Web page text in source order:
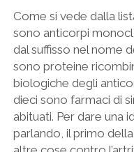
Come si vede dalla
sono anticorpi
dal suffisso nel nome
sono proteine
biologiche degli
dieci sono farmaci di
abituati. Per dare una
parlando, il primo